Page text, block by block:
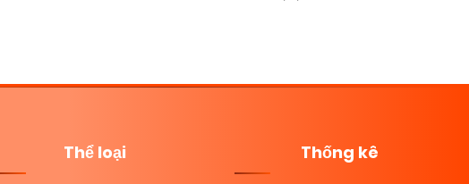
Thể loại Thống kê